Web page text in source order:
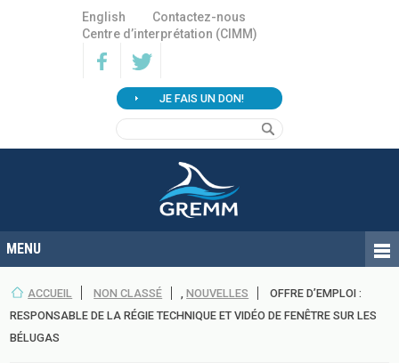
English
Contactez-nous
Centre d’interprétation (CIMM)
JE FAIS UN DON!
ACCUEIL NON CLASSÉ ,NOUVELLES
OFFRE D’EMPLOI :
RESPONSABLE DE LA RÉGIE TECHNIQUE ET VIDÉO DE FENÊTRE SUR LES
BÉLUGAS